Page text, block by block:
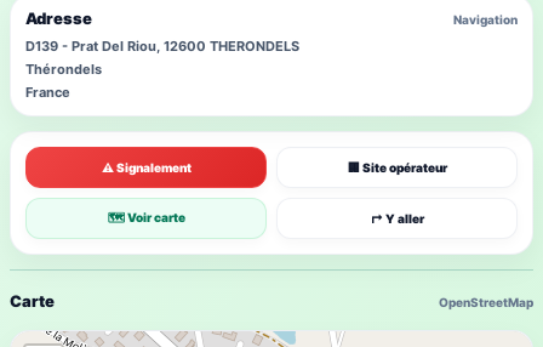
Carte OpenStreetMap
⚠ Signalement 🏢 Site opérateur
🗺 Voir carte ↱ Y aller
Adresse Navigation
D139 - Prat Del Riou, 12600 THERONDELS
Thérondels
France